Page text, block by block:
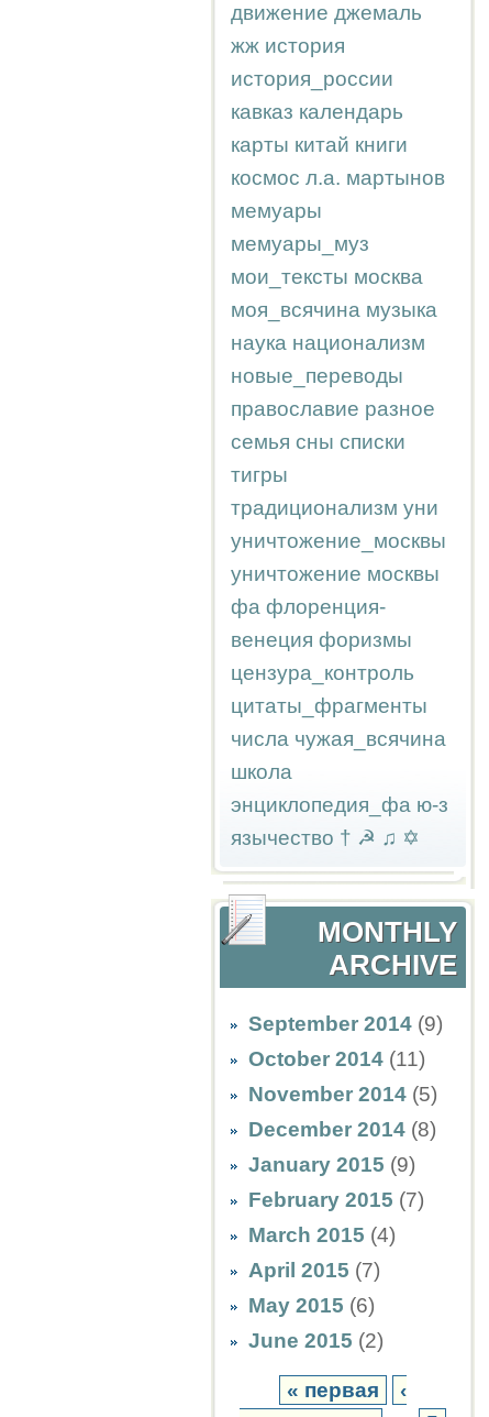
движение джемаль
жж история
история_россии
кавказ календарь
карты китай книги
космос л.а. мартынов
мемуары
мемуары_муз
мои_тексты москва
моя_всячина музыка
наука национализм
новые_переводы
православие разное
семья сны списки
тигры
традиционализм уни
уничтожение_москвы
уничтожение москвы
фа флоренция-
венеция форизмы
цензура_контроль
цитаты_фрагменты
числа чужая_всячина
школа
энциклопедия_фа ю-з
язычество † ☭ ♫ ✡
MONTHLY
ARCHIVE
September 2014 (9)
October 2014 (11)
November 2014 (5)
December 2014 (8)
January 2015 (9)
February 2015 (7)
March 2015 (4)
April 2015 (7)
May 2015 (6)
June 2015 (2)
« первая
‹